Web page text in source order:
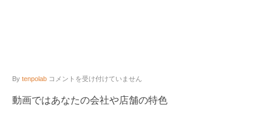
By tenpolab ラ
バ
ル
コメントを受け付けていません
動画ではあなたの会社や店舗の特色